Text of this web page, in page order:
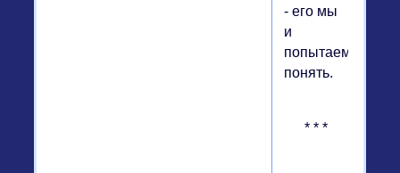
- его мы
и
попытаемся
понять.
* * *